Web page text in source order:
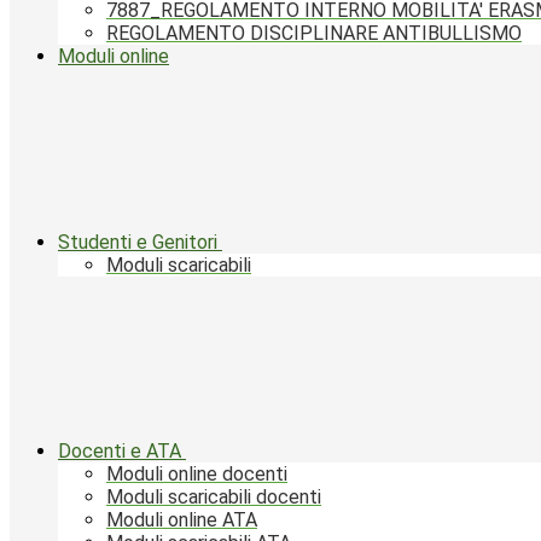
7887_REGOLAMENTO INTERNO MOBILITA'
REGOLAMENTO DISCIPLINARE ANTIBULLISMO
Moduli online
Studenti e Genitori
Moduli scaricabili
Docenti e ATA
Moduli online docenti
Moduli scaricabili docenti
Moduli online ATA